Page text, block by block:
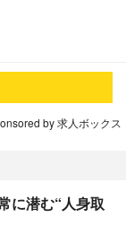
by 求人ボックス
に潜む“人身取